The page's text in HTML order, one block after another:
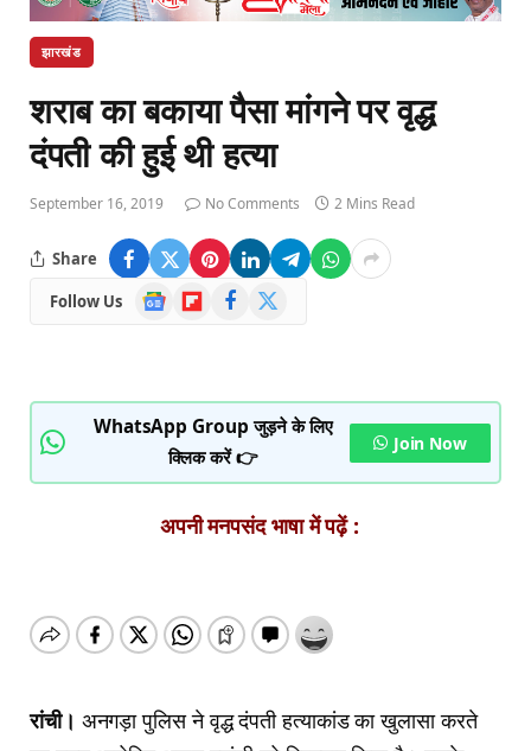
झारखंड
शराब का बकाया पैसा मांगने पर वृद्ध
दंपती की हुई थी हत्या
September 16, 2019 No Comments 2 Mins Read
Share
Follow Us
Google
News
FlipboardFacebook
WhatsApp Group जुड़ने के लिए
क्लिक करें 👉
Join Now
अपनी मनपसंद भाषा में पढ़ें :
रांची। अनगड़ा पुलिस ने वृद्ध दंपती हत्याकांड का खुलासा करते